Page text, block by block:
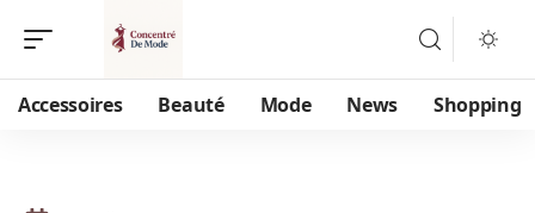
Accessoires Beauté Mode News Shopping